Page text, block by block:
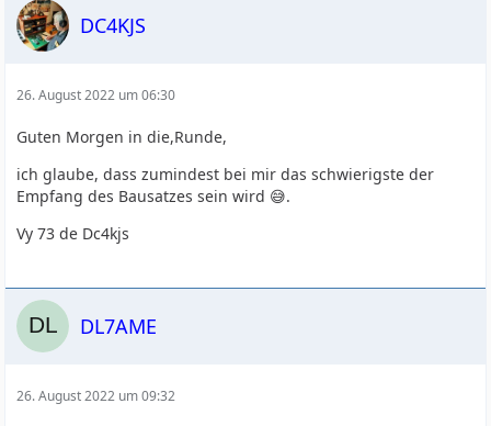
DC4KJS
26. August 2022 um 06:30
Guten Morgen in die,Runde,
ich glaube, dass zumindest bei mir das schwierigste der
Empfang des Bausatzes sein wird 😅.
Vy 73 de Dc4kjs
DL7AME
26. August 2022 um 09:32